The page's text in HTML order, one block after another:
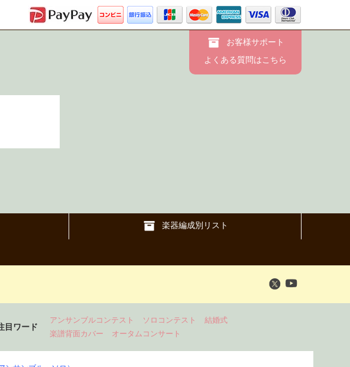
お客様サポート
よくある質問はこちら
楽器編成別リスト
目ワード
アンサンブルコンテスト ソロコンテスト
結婚式
楽譜背面カバー
オータムコンサート